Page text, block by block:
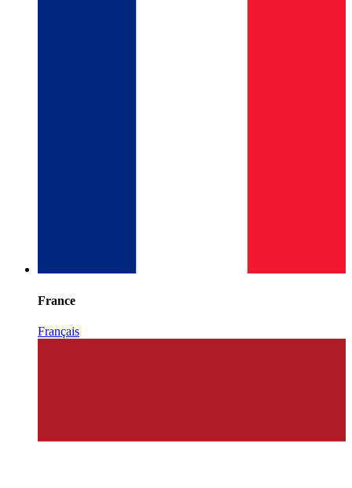
France
Français